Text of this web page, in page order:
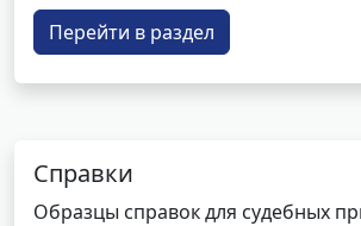
Перейти в раздел
Справки
Образцы справок для судебных